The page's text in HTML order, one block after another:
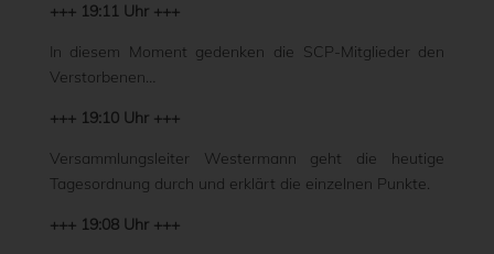
+++ 19:11 Uhr +++
In diesem Moment gedenken die SCP-Mitglieder den
Verstorbenen…
+++ 19:10 Uhr +++
Versammlungsleiter Westermann geht die heutige
Tagesordnung durch und erklärt die einzelnen Punkte.
+++ 19:08 Uhr +++